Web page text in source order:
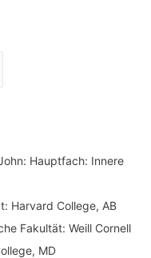
Hauptfach: Innere
Harvard College, AB
Fakultät: Weill Cornell
MD